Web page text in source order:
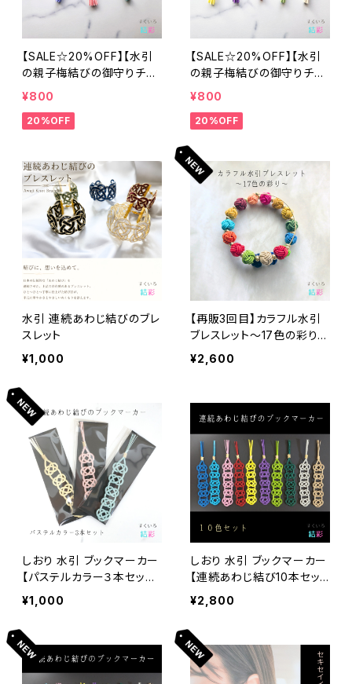
【SALE☆20%OFF】【水引
の親子梅結びの御守りチャ
ーム②】全５色
¥800
20%OFF
【SALE☆20%OFF】【水引
の親子梅結びの御守りチャ
ーム①】全５色 推し活
¥800
20%OFF
水引 連続あわじ結びのブレ
スレット
¥1,000
【再販3回目】カラフル水引
ブレスレット～17色の彩り～
｜伝統工芸で結ぶサステナ
ブルな願い
¥2,600
しおり 水引 ブックマーカー
【パステルカラー３本セット】
ノベルティ 販促品
¥1,000
しおり 水引 ブックマーカー
【連続あわじ結び10本セッ
ト】 ノベルティ 販促品
¥2,800